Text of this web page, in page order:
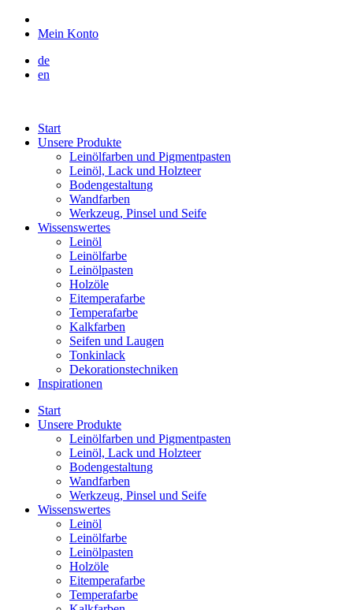
Mein Konto
de
en
Start
Unsere Produkte
Leinölfarben und Pigmentpasten
Leinöl, Lack und Holzteer
Bodengestaltung
Wandfarben
Werkzeug, Pinsel und Seife
Wissenswertes
Leinöl
Leinölfarbe
Leinölpasten
Holzöle
Eitemperafarbe
Temperafarbe
Kalkfarben
Seifen und Laugen
Tonkinlack
Dekorationstechniken
Inspirationen
Start
Unsere Produkte
Leinölfarben und Pigmentpasten
Leinöl, Lack und Holzteer
Bodengestaltung
Wandfarben
Werkzeug, Pinsel und Seife
Wissenswertes
Leinöl
Leinölfarbe
Leinölpasten
Holzöle
Eitemperafarbe
Temperafarbe